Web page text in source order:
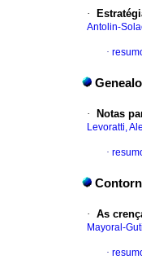
·
Antolin-
·
· Notas
Levoratti,
·
· As
Mayoral-
·